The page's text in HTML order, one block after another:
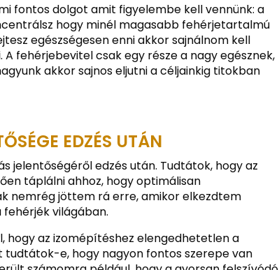
fontos dolgot amit figyelembe kell vennünk: a
hogy minél magasabb fehérjetartalmú
egészségesen enni akkor sajnálnom kell
fehérjebevitel csak egy része a nagy egésznek,
akkor sajnos eljutni a céljainkig titokban
EDZÉS UTÁN
jelentőségéről edzés után. Tudtátok, hogy az
táplálni ahhoz, hogy optimálisan
nemrég jöttem rá erre, amikor elkezdtem
fehérjék világában.
hogy az izomépítéshez elengedhetetlen a
e, hogy nagyon fontos szerepe van